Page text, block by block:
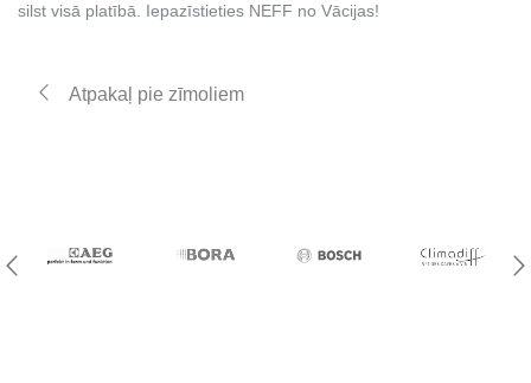
silst visā platībā. Iepazīstieties NEFF no Vācijas!
Atpakaļ pie zīmoliem